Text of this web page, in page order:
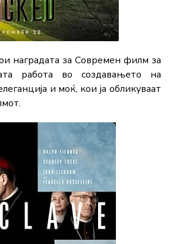
наградата за Современ филм за
работа во создавањето на
и моќ, кои ја обликуваат